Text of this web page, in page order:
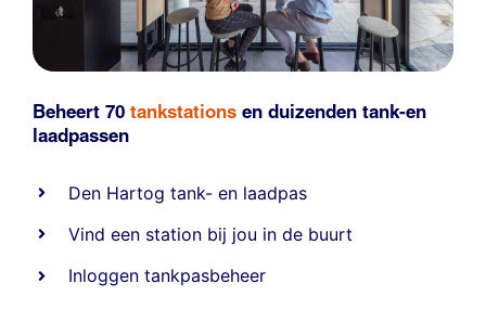
Beheert 70 tankstations en duizenden tank-en
laadpassen
Den Hartog tank- en laadpas
Vind een station bij jou in de buurt
Inloggen tankpasbeheer